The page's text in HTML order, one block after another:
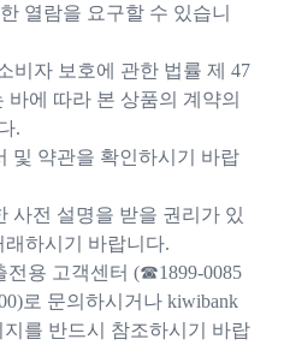
열람을 요구할 수 있습니
비자 보호에 관한 법률 제 47
에 따라 본 상품의 계약의
.
및 약관을 확인하시기 바랍
사전 설명을 받을 권리가 있
하시기 바랍니다.
전용 고객센터 (☎1899-0085
로 문의하시거나 kiwibank
를 반드시 참조하시기 바랍